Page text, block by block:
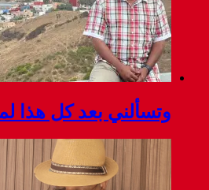
وتسألني بعد كل هذا